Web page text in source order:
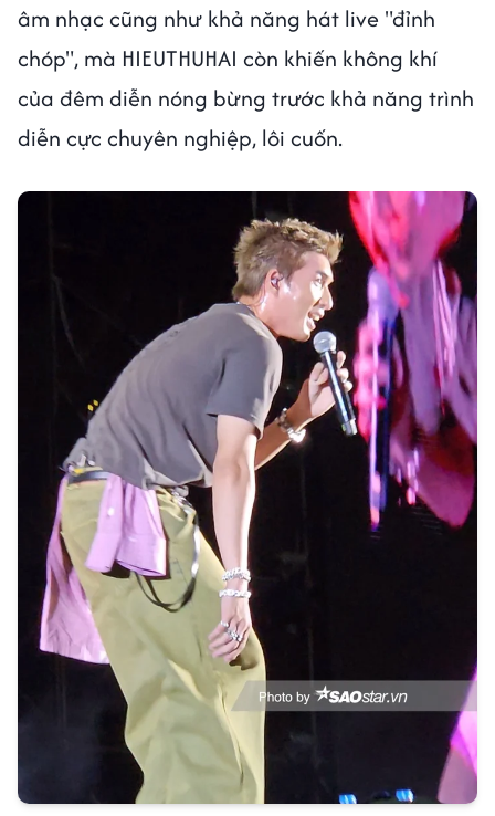
âm nhạc cũng như khả năng hát live "đỉnh
chóp", mà HIEUTHUHAI còn khiến không khí
của đêm diễn nóng bừng trước khả năng trình
diễn cực chuyên nghiệp, lôi cuốn.